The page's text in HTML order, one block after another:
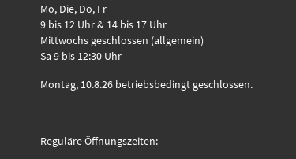
Mo, Die, Do, Fr
9 bis 12 Uhr & 14 bis 17 Uhr
Mittwochs geschlossen (allgemein)
Sa 9 bis 12:30 Uhr
Montag, 10.8.26 betriebsbedingt geschlossen.
Reguläre Öffnungszeiten: